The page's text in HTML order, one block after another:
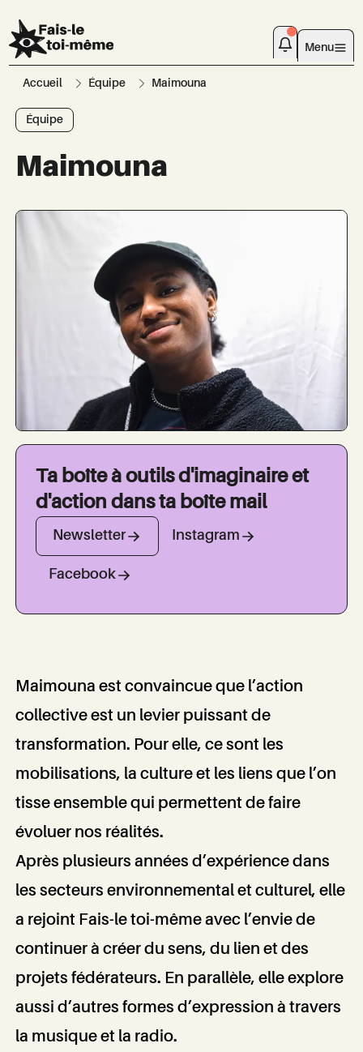
Menu
Accueil Équipe Maimouna
Équipe
Maimouna
Ta boîte à outils d'imaginaire et
d'action dans ta boîte mail
Newsletter Instagram
Facebook
Maimouna est convaincue que l’action
collective est un levier puissant de
transformation. Pour elle, ce sont les
mobilisations, la culture et les liens que l’on
tisse ensemble qui permettent de faire
évoluer nos réalités.
Après plusieurs années d’expérience dans
les secteurs environnemental et culturel, elle
a rejoint Fais-le toi-même avec l’envie de
continuer à créer du sens, du lien et des
projets fédérateurs. En parallèle, elle explore
aussi d’autres formes d’expression à travers
la musique et la radio.
des
matières